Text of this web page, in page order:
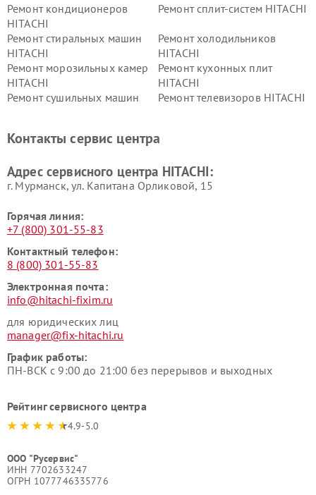
Ремонт кондиционеров
HITACHI
Ремонт сплит-систем HITACHI
Ремонт стиральных машин
HITACHI
Ремонт холодильников
HITACHI
Ремонт морозильных камер
HITACHI
Ремонт кухонных плит
HITACHI
Ремонт сушильных машин
Ремонт телевизоров HITACHI
данных HITACHI
HITACHI
HITACHI
HITACHI
Контакты сервис центра
Адрес сервисного центра HITACHI:
г. Мурманск, ул. Капитана Орликовой, 15
Горячая линия:
+7 (800) 301-55-83
Контактный телефон:
8 (800) 301-55-83
Электронная почта:
info@hitachi-fixim.ru
для юридических лиц
manager@fix-hitachi.ru
График работы:
ПН-ВСК с 9:00 до 21:00 без перерывов и выходных
Рейтинг сервисного центра
4.9-5.0
ООО "Русервис"
ИНН 7702633247
ОГРН 1077746335776